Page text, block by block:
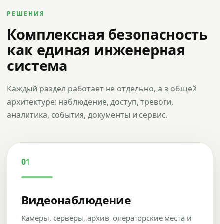
РЕШЕНИЯ
Комплексная безопасность
как единая инженерная
система
Каждый раздел работает не отдельно, а в общей
архитектуре: наблюдение, доступ, тревоги,
аналитика, события, документы и сервис.
01
Видеонаблюдение
Камеры, серверы, архив, операторские места и